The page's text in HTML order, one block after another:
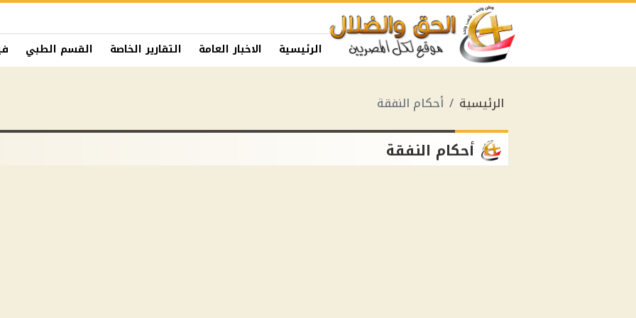
الرئيسية الاخبار العامة التقارير الخاصة القسم الطبي
الرئيسية أحكام النفقة
أحكام النفقة